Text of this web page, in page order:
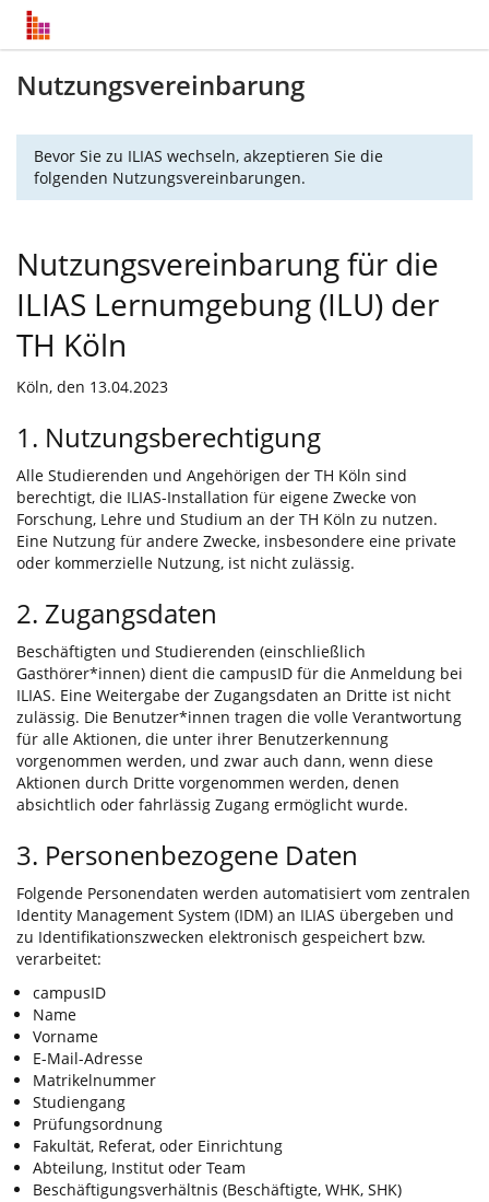
Nutzungsvereinbarung
Bevor Sie zu ILIAS wechseln, akzeptieren Sie die
folgenden Nutzungsvereinbarungen.
Nutzungsvereinbarung für die
ILIAS Lernumgebung (ILU) der
TH Köln
Köln, den 13.04.2023
1. Nutzungsberechtigung
Alle Studierenden und Angehörigen der TH Köln sind
berechtigt, die ILIAS-Installation für eigene Zwecke von
Forschung, Lehre und Studium an der TH Köln zu nutzen.
Eine Nutzung für andere Zwecke, insbesondere eine private
oder kommerzielle Nutzung, ist nicht zulässig.
2. Zugangsdaten
Beschäftigten und Studierenden (einschließlich
Gasthörer*innen) dient die campusID für die Anmeldung bei
ILIAS. Eine Weitergabe der Zugangsdaten an Dritte ist nicht
zulässig. Die Benutzer*innen tragen die volle Verantwortung
für alle Aktionen, die unter ihrer Benutzerkennung
vorgenommen werden, und zwar auch dann, wenn diese
Aktionen durch Dritte vorgenommen werden, denen
absichtlich oder fahrlässig Zugang ermöglicht wurde.
3. Personenbezogene Daten
Folgende Personendaten werden automatisiert vom zentralen
Identity Management System (IDM) an ILIAS übergeben und
zu Identifikationszwecken elektronisch gespeichert bzw.
verarbeitet:
campusID
Name
Vorname
E-Mail-Adresse
Matrikelnummer
Studiengang
Prüfungsordnung
Fakultät, Referat, oder Einrichtung
Abteilung, Institut oder Team
Beschäftigungsverhältnis (Beschäftigte, WHK, SHK)